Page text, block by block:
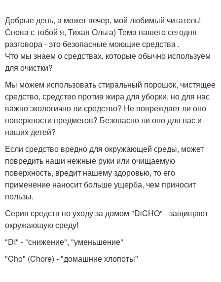
Добрые день, а может вечер, мой любимый читатель!
Снова с тобой я, Тихая Ольга) Тема нашего сегодня
разговора - это безопасные моющие средства .
Что мы знаем о средствах, которые обычно используем
для очистки?
Мы можем использовать стиральный порошок, чистящее
средство, средство против жира для уборки, но для нас
важно экологично ли средство? Не повреждает ли оно
поверхности предметов? Безопасно ли оно для нас и
наших детей?
Если средство вредно для окружающей среды, может
повредить наши нежные руки или очищаемую
поверхность, вредит нашему здоровью, то его
применение наносит больше ущерба, чем приносит
пользы.
Серия средств по уходу за домом "DiCHO" - защищают
окружающую среду!
"DI" - "снижение", "уменьшение"
"Cho" (Chore) - "домашние хлопоты"